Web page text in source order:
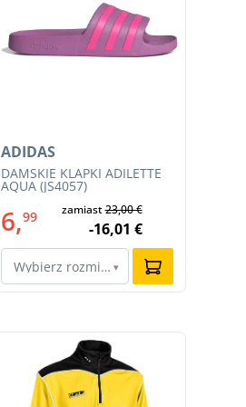
DAMSKIE KLAPKI ADILETTE
AQUA (JS4057)
ADIDAS
6,99 zamiast23,00 €
-16,01 €
Wybierz rozmiar…
▾